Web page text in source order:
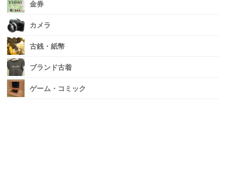
金券
カメラ
古銭・紙幣
ブランド古着
ゲーム・コミック